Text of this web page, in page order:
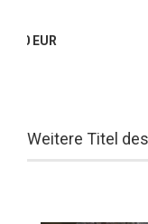
EUR
Weitere Titel